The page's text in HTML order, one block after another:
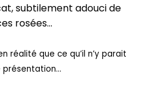
subtilement adouci de
rosées…
réalité que ce qu’il n’y parait
présentation…